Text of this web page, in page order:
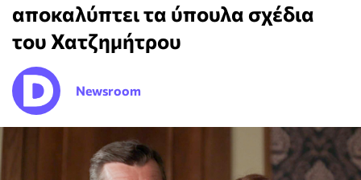
αποκαλύπτει τα ύπουλα σχέδια
του Χατζημήτρου
Newsroom